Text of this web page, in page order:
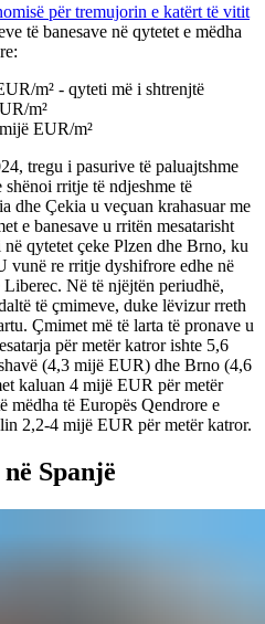
për tremujorin e katërt të vitit
të banesave në qytetet e mëdha
m² - qyteti më i shtrenjtë
m²
EUR/m²
tregu i pasurive të paluajtshme
rritje të ndjeshme të
dhe Çekia u veçuan krahasuar me
e banesave u rritën mesatarisht
qytetet çeke Plzen dhe Brno, ku
vunë re rritje dyshifrore edhe në
Në të njëjtën periudhë,
të çmimeve, duke lëvizur rreth
Çmimet më të larta të pronave u
për metër katror ishte 5,6
(4,3 mijë EUR) dhe Brno (4,6
kaluan 4 mijë EUR për metër
mëdha të Europës Qendrore e
2,2-4 mijë EUR për metër katror.
Spanjë